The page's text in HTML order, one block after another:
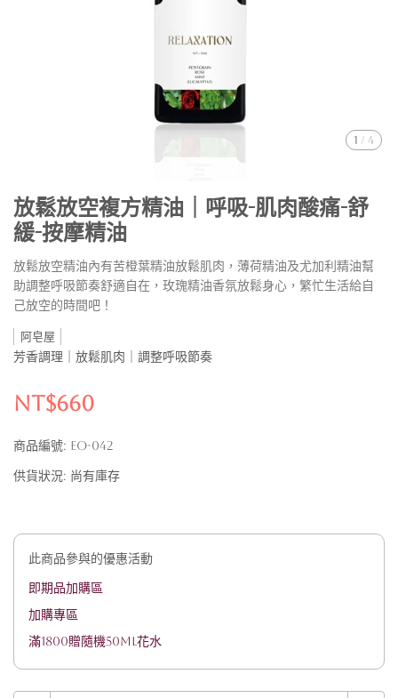
1 / 4
放鬆放空複方精油｜呼吸-肌肉酸痛-舒
緩-按摩精油
放鬆放空精油內有苦橙葉精油放鬆肌肉，薄荷精油及尤加利精油幫
助調整呼吸節奏舒適自在，玫瑰精油香氛放鬆身心，繁忙生活給自
己放空的時間吧！
阿皂屋
芳香調理｜放鬆肌肉｜調整呼吸節奏
NT$660
商品編號: EO-042
供貨狀況: 尚有庫存
此商品參與的優惠活動
即期品加購區
加購專區
滿1800贈隨機50ML花水